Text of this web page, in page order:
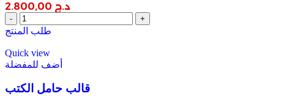
د.ج
قالب
3
-مربع-
quantity
طلب المنتج
Quick view
أضف للمفضلة
قالب حامل الكتب